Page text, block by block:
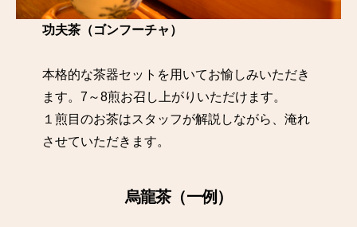
功夫茶（ゴンフーチャ）
本格的な茶器セットを用いてお愉しみいただき
ます。7～8煎お召し上がりいただけます。
１煎目のお茶はスタッフが解説しながら、淹れ
させていただきます。
烏龍茶（一例）